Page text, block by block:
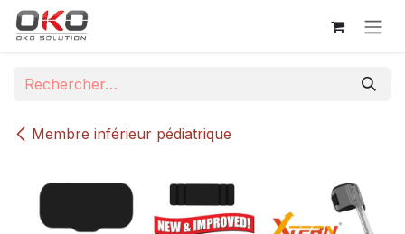
Se rendre au contenu
Membre inférieur pédiatrique